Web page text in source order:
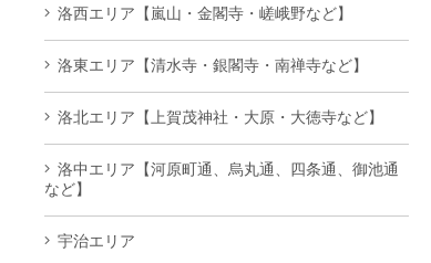
洛西エリア【嵐山・金閣寺・嵯峨野など】
洛東エリア【清水寺・銀閣寺・南禅寺など】
洛北エリア【上賀茂神社・大原・大徳寺など】
洛中エリア【河原町通、烏丸通、四条通、御池通
など】
宇治エリア